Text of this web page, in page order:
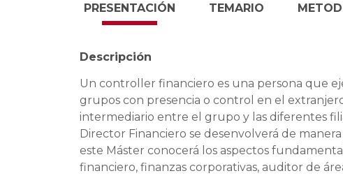
PRESENTACIÓN
Descripción
Un controller financiero es una persona que
grupos con presencia o control en el
intermediario entre el grupo y las diferentes
Director Financiero se desenvolverá de
este Máster conocerá los aspectos
financiero, finanzas corporativas, auditor de
TEMARIO